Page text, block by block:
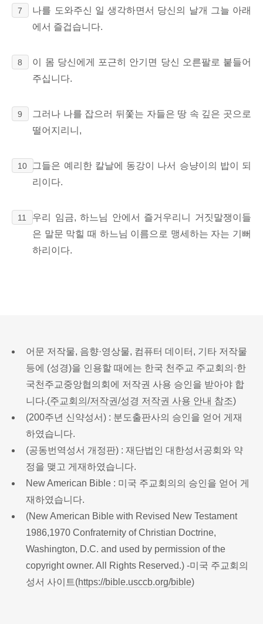
7
나를 도와주신 일 생각하면서 당신의 날개 그늘 아래
에서 즐겁습니다.
8
이 몸 당신에게 포근히 안기면 당신 오른팔로 붙들어
주십니다.
9
그러나 나를 잡으러 뒤쫓는 자들은 땅 속 깊은 곳으로
떨어지리니,
10
그들은 예리한 칼날에 동강이 나서 승냥이의 밥이 되
리이다.
11
우리 임금, 하느님 안에서 즐거우리니 거짓말쟁이들
은 말문 막힐 때 하느님 이름으로 맹세하는 자는 기뻐
하리이다.
어문 저작물, 음향·영상물, 컴퓨터 데이터, 기타 저작물
등에 (성경)을 인용할 때에는 한국 천주교 주교회의·한
국천주교중앙협의회에 저작권 사용 승인을 받아야 합
니다.(주교회의/저작권/성경 저작권 사용 안내 참조)
(200주년 신약성서) : 분도출판사의 승인을 얻어 게재
하였습니다.
(공동번역성서 개정판) : 재단법인 대한성서공회와 약
정을 맺고 게재하였습니다.
New American Bible : 미국 주교회의의 승인을 얻어 게
재하였습니다.
(New American Bible with Revised New Testament
1986,1970 Confraternity of Christian Doctrine,
Washington, D.C. and used by permission of the
copyright owner. All Rights Reserved.) -미국 주교회의
성서 사이트(https://bible.usccb.org/bible)